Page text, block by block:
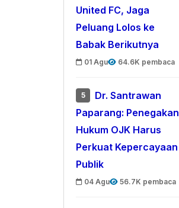
United FC, Jaga
Peluang Lolos ke
Babak Berikutnya
01 Agu 64.6K pembaca
5
Dr. Santrawan
Paparang: Penegakan
Hukum OJK Harus
Perkuat Kepercayaan
Publik
04 Agu 56.7K pembaca